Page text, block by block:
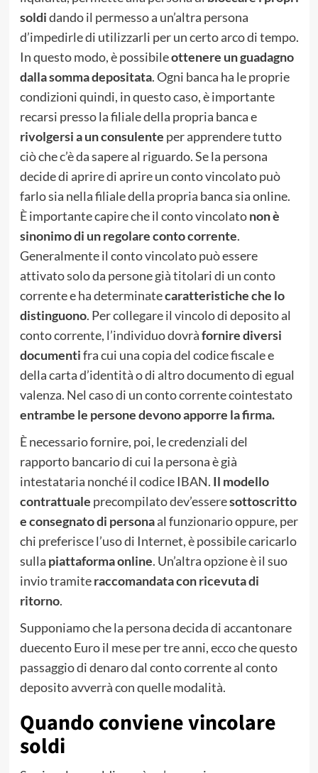
soldidando il permesso a un’altra persona
d’impedirle di utilizzarli per un certo arco di tempo.
In questo modo, è possibileottenere un guadagno
dalla somma depositata. Ogni banca ha le proprie
condizioni quindi, in questo caso, è importante
recarsi presso la filiale della propria banca e
rivolgersi a un consulente per apprendere tutto
ciò che c’è da sapere al riguardo. Se la persona
decide di aprire di aprire un conto vincolato può
farlo sia nella filiale della propria banca sia online.
È importante capire che il conto vincolatonon è
sinonimo di un regolare conto corrente.
Generalmente il conto vincolato può essere
attivato solo da persone già titolari di un conto
corrente e ha determinatecaratteristiche che lo
distinguono. Per collegare il vincolo di deposito al
conto corrente, l’individuo dovràfornire diversi
documentifra cui una copia del codice fiscale e
della carta d’identità o di altro documento di egual
valenza. Nel caso di un conto corrente cointestato
entrambe le persone devono apporre la firma.
È necessario fornire, poi, le credenziali del
rapporto bancario di cui la persona è già
intestataria nonché il codice IBAN. Il modello
contrattuale precompilato dev’esseresottoscritto
e consegnato di personaal funzionario oppure, per
chi preferisce l’uso di Internet, è possibile caricarlo
sulla piattaforma online. Un’altra opzione è il suo
invio tramiteraccomandata con ricevuta di
ritorno.
Supponiamo che la persona decida di accantonare
duecento Euro il mese per tre anni, ecco che questo
passaggio di denaro dal conto corrente al conto
deposito avverrà con quelle modalità.
Quando conviene vincolare
soldi